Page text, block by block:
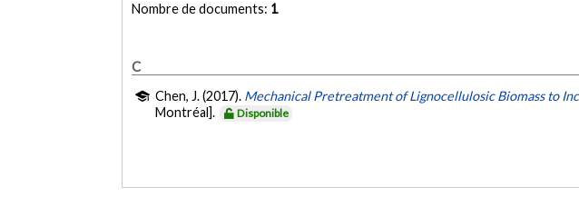
Nombre de documents: 1
C
Chen, J. (2017). Mechanical Pretreatment of Lignocellulosic Biomass to
Montréal].
Disponible